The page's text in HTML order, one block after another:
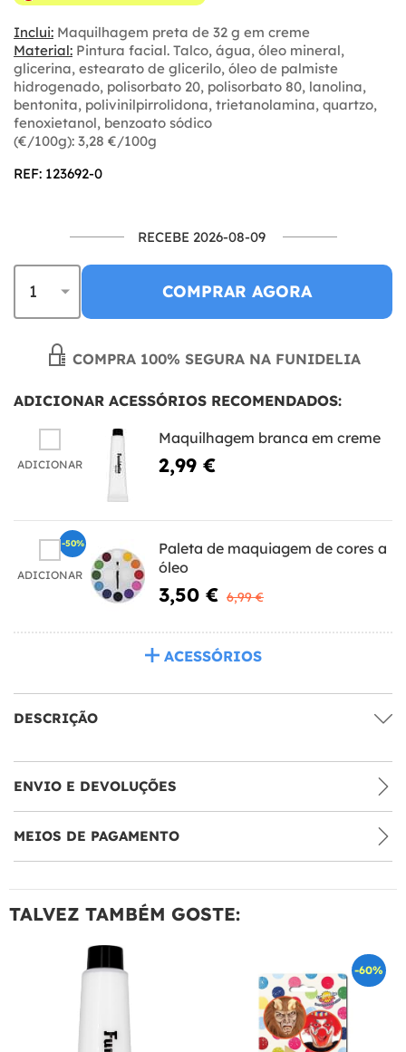
Inclui: Maquilhagem preta de 32 g em creme
Material: Pintura facial. Talco, água, óleo mineral,
glicerina, estearato de glicerilo, óleo de palmiste
hidrogenado, polisorbato 20, polisorbato 80, lanolina,
bentonita, polivinilpirrolidona, trietanolamina, quartzo,
fenoxietanol, benzoato sódico
(€/100g): 3,28 €/100g
REF: 123692-0
RECEBE 2026-08-09
COMPRAR AGORA
COMPRA 100% SEGURA NA FUNIDELIA
ADICIONAR ACESSÓRIOS RECOMENDADOS:
ADICIONAR
Maquilhagem branca em creme
2,99 €
ADICIONAR
Paleta de maquiagem de cores a
óleo
3,50 € 6,99 €
-50%
ACESSÓRIOS
DESCRIÇÃO
ENVIO E DEVOLUÇÕES
MEIOS DE PAGAMENTO
TALVEZ TAMBÉM GOSTE:
-60%